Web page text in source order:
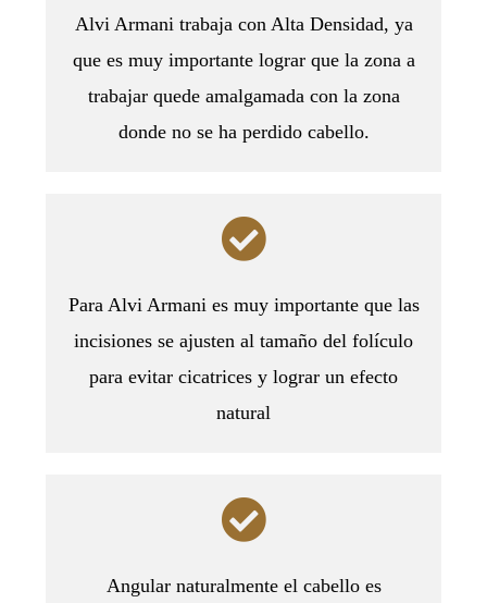
Alvi Armani trabaja con Alta Densidad, ya
que es muy importante lograr que la zona a
trabajar quede amalgamada con la zona
donde no se ha perdido cabello.
Para Alvi Armani es muy importante que las
incisiones se ajusten al tamaño del folículo
para evitar cicatrices y lograr un efecto
natural
Angular naturalmente el cabello es